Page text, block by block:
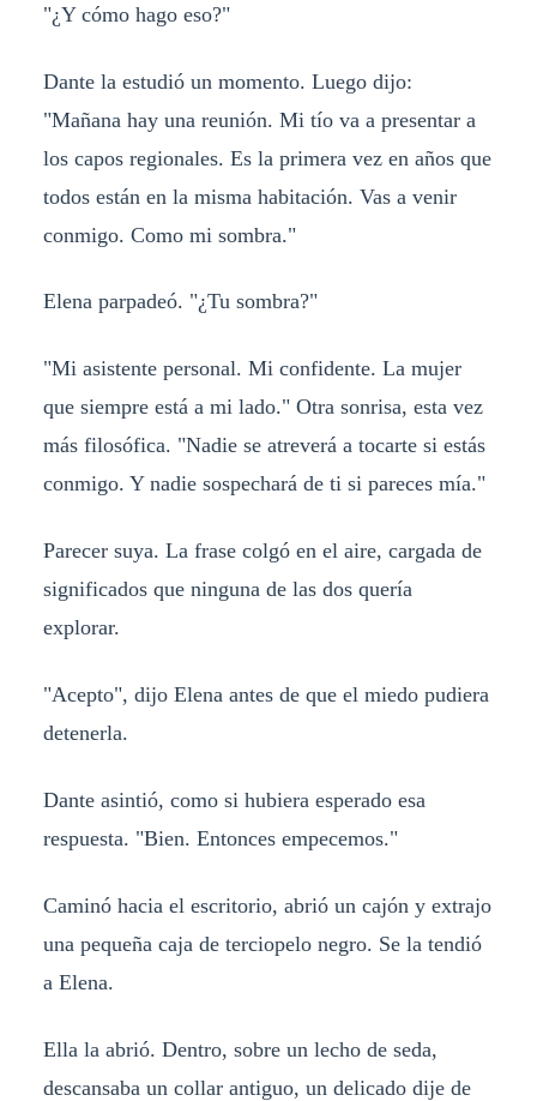
"¿Y cómo hago eso?"
Dante la estudió un momento. Luego dijo:
"Mañana hay una reunión. Mi tío va a presentar a
los capos regionales. Es la primera vez en años que
todos están en la misma habitación. Vas a venir
conmigo. Como mi sombra."
Elena parpadeó. "¿Tu sombra?"
"Mi asistente personal. Mi confidente. La mujer
que siempre está a mi lado." Otra sonrisa, esta vez
más filosófica. "Nadie se atreverá a tocarte si estás
conmigo. Y nadie sospechará de ti si pareces mía."
Parecer suya. La frase colgó en el aire, cargada de
significados que ninguna de las dos quería
explorar.
"Acepto", dijo Elena antes de que el miedo pudiera
detenerla.
Dante asintió, como si hubiera esperado esa
respuesta. "Bien. Entonces empecemos."
Caminó hacia el escritorio, abrió un cajón y extrajo
una pequeña caja de terciopelo negro. Se la tendió
a Elena.
Ella la abrió. Dentro, sobre un lecho de seda,
descansaba un collar antiguo, un delicado dije de